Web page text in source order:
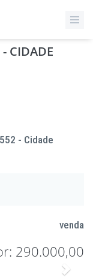
CIDADE
- Cidade
venda
290.000,00